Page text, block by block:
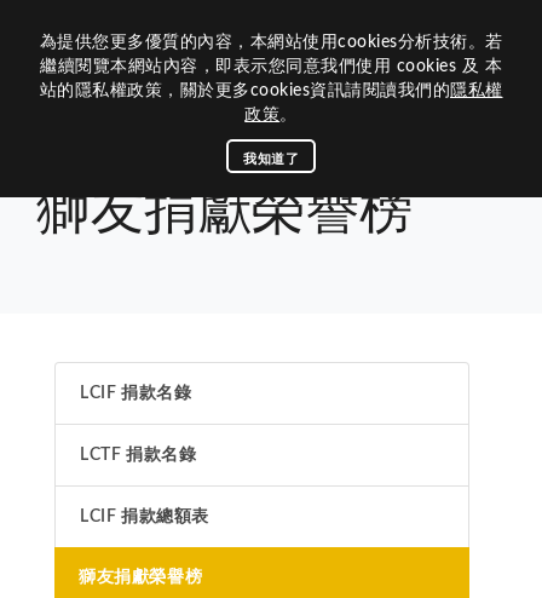
歷屆網站
關於我們
300B 3區的沿革
歷史和任務
八大宗旨與信條
內閣團隊
300B 3區團隊
區策顧問
專區主席
活動媒體
最新消息
B 3區活動相簿
公文查詢
專刊手冊
獅訊專刊
總會連結
300B複合區
台灣獅子會基金會
L.C.T.F.台灣基金
LCIF捐款名錄
LCTF捐款名錄
300B 3區
聯絡300B 3區
各分會
回首頁
為提供您更多優質的內容，本網站使用cookies分析技術。若
繼續閱覽本網站內容，即表示您同意我們使用 cookies 及 本
站的隱私權政策，關於更多cookies資訊請閱讀我們的 隱私權
政策。
我知道了
獅友捐獻榮譽榜
獅友捐獻榮譽榜
LCIF 捐款名錄
LCTF 捐款名錄
LCIF 捐款總額表
獅友捐獻榮譽榜